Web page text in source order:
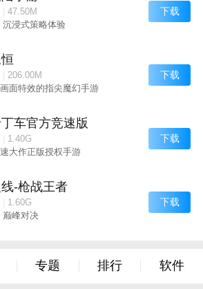
| 47.50M
沉浸式策略体验
下载
| 206.00M
面特效的指尖魔幻手游
下载
车官方竞速版
1.40G
大作正版授权手游
下载
-枪战王者
1.60G
巅峰对决
下载
专题 排行 软件